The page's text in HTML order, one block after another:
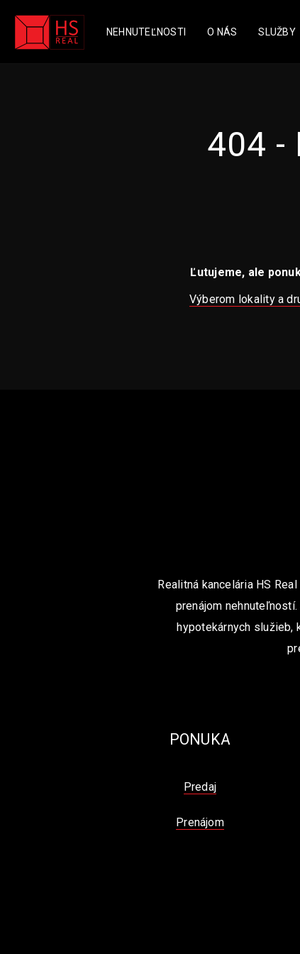
NEHNUTEĽNOSTI O NÁS SLUŽBY
404 -
Ľutujeme, ale
Výberom lokality a
Realitná kancelária HS
prenájom
hypotekárnych služieb,
PONUKA
Predaj
Prenájom